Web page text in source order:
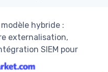
hybride :
externalisation,
SIEM pour